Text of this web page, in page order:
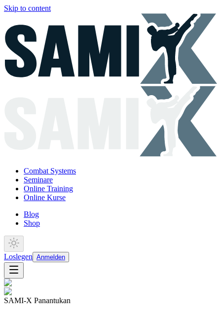
Skip to content
Combat Systems
Seminare
Online Training
Online Kurse
Blog
Shop
Loslegen Anmelden
SAMI-X Panantukan